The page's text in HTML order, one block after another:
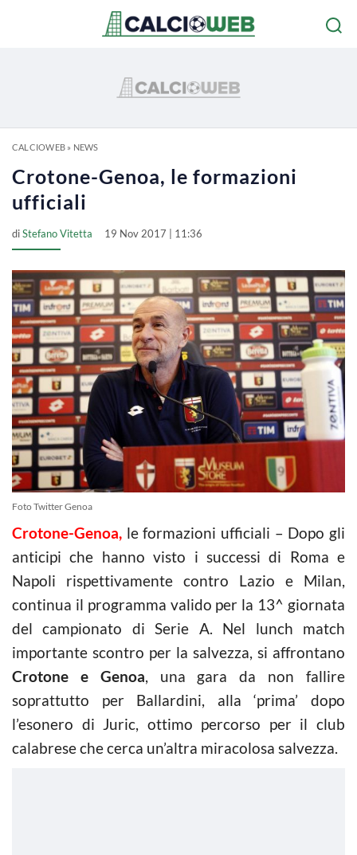
CALCIOWEB» NEWS
Crotone-Genoa, le formazioni
ufficiali
diStefano Vitetta 19 Nov 2017 | 11:36
Foto Twitter Genoa
Crotone-Genoa, le formazioni ufficiali – Dopo gli
anticipi che hanno visto i successi di Roma e
Napoli rispettivamente contro Lazio e Milan,
continua il programma valido per la 13^ giornata
del campionato di Serie A. Nel lunch match
importante scontro per la salvezza, si affrontano
Crotone e Genoa, una gara da non fallire
soprattutto per Ballardini, alla ‘prima’ dopo
l’esonero di Juric, ottimo percorso per il club
calabrese che cerca un’altra miracolosa salvezza.